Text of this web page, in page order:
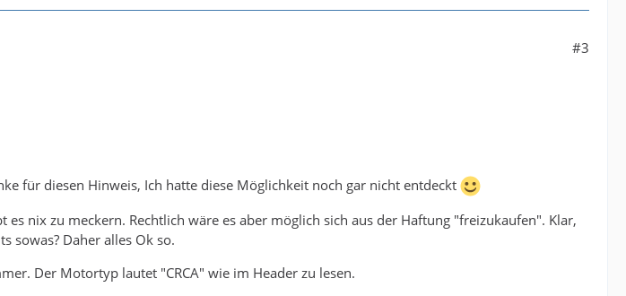
#3
für diesen Hinweis, Ich hatte diese Möglichkeit noch gar nicht entdeckt
nix zu meckern. Rechtlich wäre es aber möglich sich aus der Haftung "freizukaufen". Klar,
sowas? Daher alles Ok so.
Der Motortyp lautet "CRCA" wie im Header zu lesen.